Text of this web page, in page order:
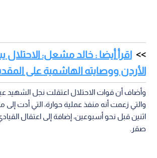
اقرأ أيضا : خالد مشعل:
الأردن ووصايته الهاشمية على
وأضاف أن قوات الاحتلال اعتقلت نجل الشهيد
والتي زعمت أنه منفذ عملية حوارة، التي أدت
اثنين قبل نحو أسبوعين، إضافة إلى اعتقال
صقر.